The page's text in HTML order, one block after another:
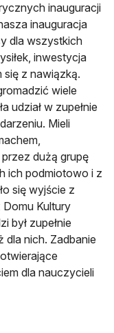
inauguracji
inauguracja
dla wszystkich
inwestycja
się z nawiązką.
wiele
udział w zupełnie
Mieli
dużą grupę
ich podmiotowo i z
się wyjście z
Kultury
był zupełnie
dla nich. Zadbanie
dla nauczycieli